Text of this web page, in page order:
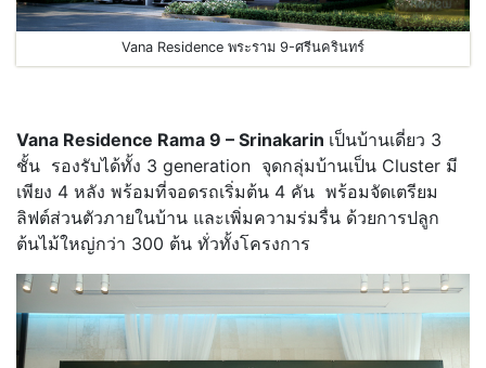
Vana Residence พระราม 9-ศรีนครินทร์
Vana Residence Rama 9 – Srinakarin เป็นบ้านเดี่ยว 3
ชั้น รองรับได้ทั้ง 3 generation จุดกลุ่มบ้านเป็น Cluster มี
เพียง 4 หลัง พร้อมที่จอดรถเริ่มต้น 4 คัน พร้อมจัดเตรียม
ลิฟต์ส่วนตัวภายในบ้าน และเพิ่มความร่มรื่น ด้วยการปลูก
ต้นไม้ใหญ่กว่า 300 ต้น ทั่วทั้งโครงการ